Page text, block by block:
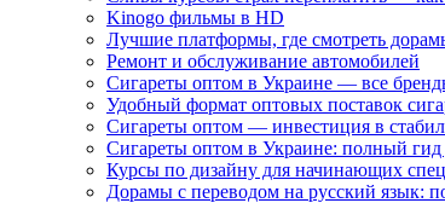
Kinogo фильмы в HD
Лучшие платформы, где смотреть
Ремонт и обслуживание автомобилей
Сигареты оптом в Украине — все
Удобный формат оптовых поставок
Сигареты оптом — инвестиция в
Сигареты оптом в Украине: полный гид
Курсы по дизайну для начинающих
Дорамы с переводом на русский язык: